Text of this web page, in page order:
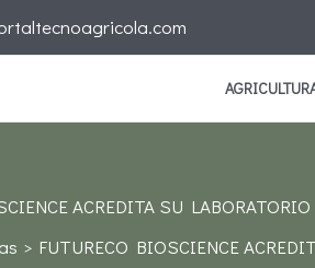
ACREDITA SU
FUTURECO BIOSCIENCE